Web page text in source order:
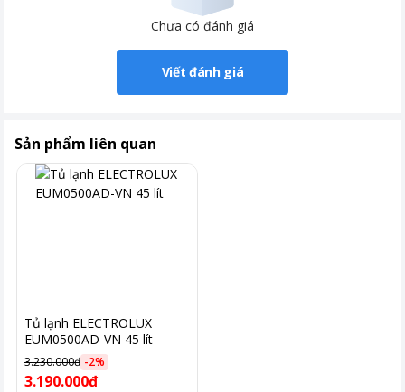
Chưa có đánh giá
Viết đánh giá
Sản phẩm liên quan
Tủ lạnh ELECTROLUX
EUM0500AD-VN 45 lít
3.230.000đ -2%
3.190.000đ